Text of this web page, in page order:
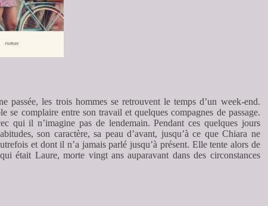
passée, les trois hommes se retrouvent le temps d’un week-end.
complaire entre son travail et quelques compagnes de passage.
qui il n’imagine pas de lendemain. Pendant ces quelques jours
son caractère, sa peau d’avant, jusqu’à ce que Chiara ne
et dont il n’a jamais parlé jusqu’à présent. Elle tente alors de
était Laure, morte vingt ans auparavant dans des circonstances